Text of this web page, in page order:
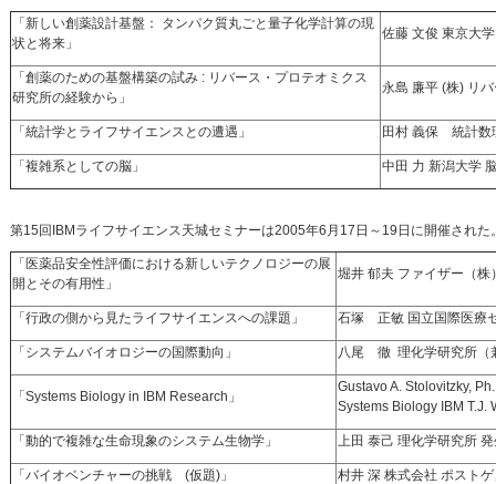
「新しい創薬設計基盤： タンパク質丸ごと量子化学計算の現
状と将来」
佐藤 文俊 東京大
「創薬のための基盤構築の試み : リバース・プロテオミクス
研究所の経験から」
永島 廉平 (株) リ
「統計学とライフサイエンスとの遭遇」 田村 義保 統計数
「複雑系としての脳」 中田 力 新潟大学
第15回IBMライフサイエンス天城セミナーは2005年6月17日～19日に開催された
「医薬品安全性評価における新しいテクノロジーの展
開とその有用性」
堀井 郁夫 ファイザー（
「行政の側から見たライフサイエンスへの課題」 石塚 正敏 国立国際医療
「システムバイオロジーの国際動向」 八尾 徹 理化学研究所（
「Systems Biology in IBM Research」
Gustavo A. Stolovitzky,
Systems Biology IBM T.J.
「動的で複雑な生命現象のシステム生物学」 上田 泰己 理化学研究所
「バイオベンチャーの挑戦 (仮題)」 村井 深 株式会社 ポスト